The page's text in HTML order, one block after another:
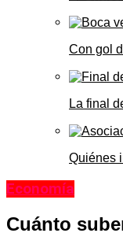
Con gol
La final
Quiénes
Economía
Cuánto